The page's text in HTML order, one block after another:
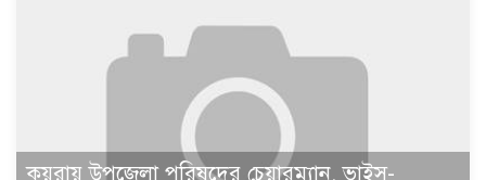
কয়রায় উপজেলা পরিষদের চেয়ারম্যান, ভাইস-